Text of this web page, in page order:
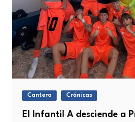
Cantera Crónicas
El Infantil A desciende a